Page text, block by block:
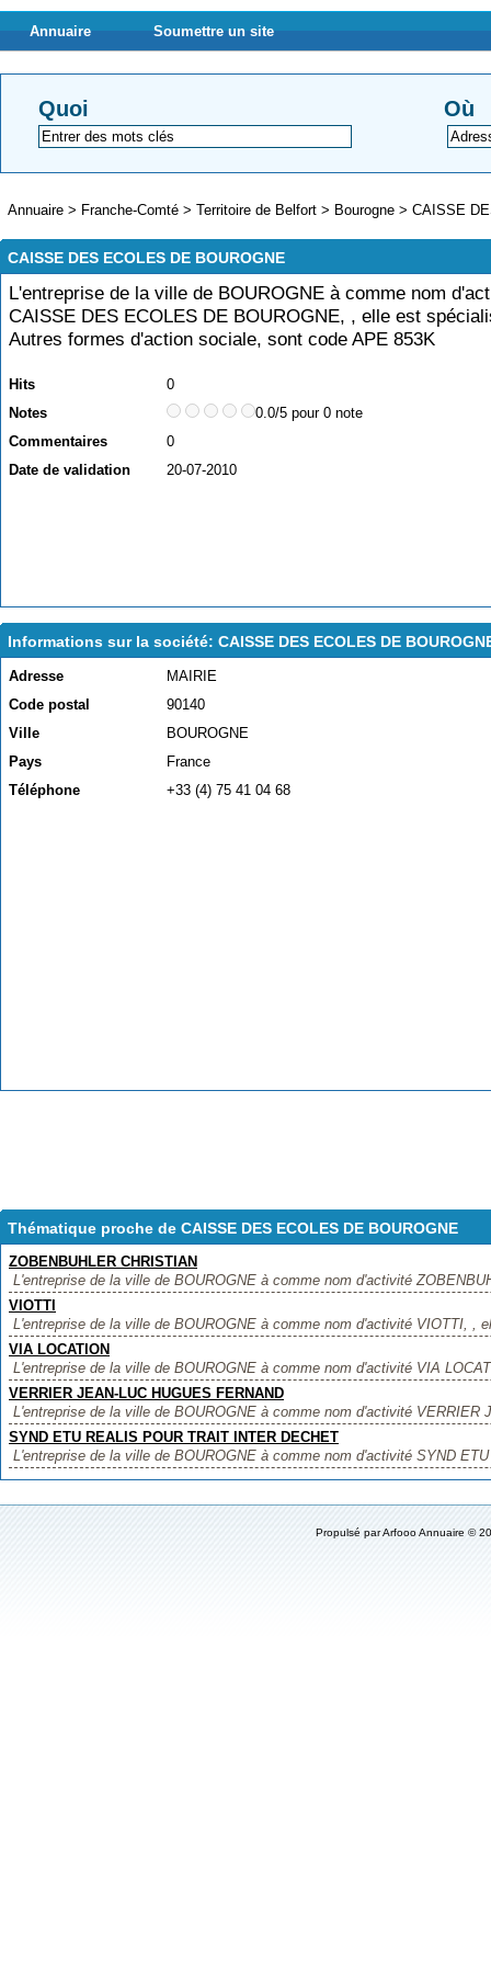
Annuaire Soumettre un site
Quoi Où
Annuaire > Franche-Comté > Territoire de Belfort > Bourogne > CAISSE
CAISSE DES ECOLES DE BOUROGNE
L'entreprise de la ville de BOUROGNE à comme nom
CAISSE DES ECOLES DE BOUROGNE, , elle est
Autres formes d'action sociale, sont code APE 853K
Hits
0
Notes
0.0/5 pour 0 note
Commentaires
0
Date de validation
20-07-2010
Informations sur la société: CAISSE DES ECOLES DE
Adresse
MAIRIE
Code postal
90140
Ville
BOUROGNE
Pays
France
Téléphone
+33 (4) 75 41 04 68
Thématique proche de CAISSE DES ECOLES DE BOUROGNE
ZOBENBUHLER CHRISTIAN
L'entreprise de la ville de BOUROGNE à comme nom d'activité
VIOTTI
L'entreprise de la ville de BOUROGNE à comme nom d'activité VIOTTI, ,
VIA LOCATION
L'entreprise de la ville de BOUROGNE à comme nom d'activité VIA
VERRIER JEAN-LUC HUGUES FERNAND
L'entreprise de la ville de BOUROGNE à comme nom d'activité VERRIER
SYND ETU REALIS POUR TRAIT INTER DECHET
L'entreprise de la ville de BOUROGNE à comme nom d'activité SYND
Propulsé parArfooo Annuaire ©